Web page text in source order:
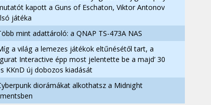
kapott a Guns of Eschaton, Viktor Antonov
játéka
mint adattároló: a QNAP TS-473A NAS
a világ a lemezes játékok eltűnésétől tart, a
Interactive épp most jelentette be a majd’ 30
KKnD új dobozos kiadását
diorámákat alkothatsz a Midnight